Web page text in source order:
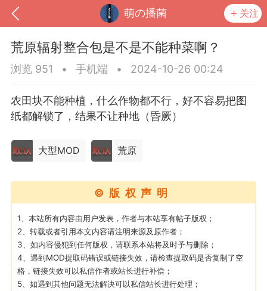
萌の播菌 关注
道具 排行榜
MOD下载 攻略教程 联机招募
荒原辐射整合包是不是不能种菜啊？
浏览 951 • 手机端 • 2024-10-26 00:24
农田块不能种植，什么作物都不行，好不容易把图
纸都解锁了，结果不让种地（昏厥）
大型MOD 荒原
©版权声明
1、本站所有内容由用户发表，作者与本站享有帖子版权；
2、转载或者引用本文内容请注明来源及原作者；
3、如内容侵犯到任何版权，请联系本站将及时予与删除；
4、遇到MOD提取码错误或链接失效，请检查提取码是否复制了空
格，链接失效可以私信作者或站长进行补偿；
5、如遇到其他问题无法解决可以私信站长进行处理；